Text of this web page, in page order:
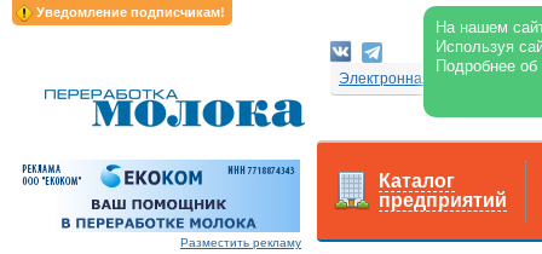
Уведомление подписчикам!
На нашем
Используя
Подробнее
Электронная версия
Разместить рекламу
Каталог
предприятий